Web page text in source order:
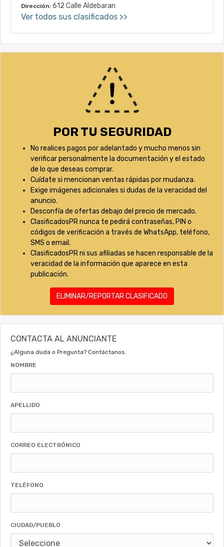
Dirección: 612 Calle Aldebaran
Ver todos sus clasificados >>
POR TU SEGURIDAD
No realices pagos por adelantado y mucho menos sin
verificar personalmente la documentación y el estado
de lo que deseas comprar.
Cuídate si mencionan ventas rápidas por mudanza.
Exige imágenes adicionales si dudas de la veracidad del
anuncio.
Desconfía de ofertas debajo del precio de mercado.
ClasificadosPR nunca te pedirá contraseñas, PIN o
códigos de verificación a través de WhatsApp, teléfono,
SMS o email.
ClasificadosPR ni sus afiliadas se hacen responsable de la
veracidad de la información que aparece en esta
publicación.
ELIMINAR/REPORTAR CLASIFICADO
CONTACTA AL ANUNCIANTE
¿Alguna duda o Pregunta? Contáctanos.
NOMBRE
APELLIDO
CORREO ELECTRÓNICO
TELÉFONO
CIUDAD/PUEBLO